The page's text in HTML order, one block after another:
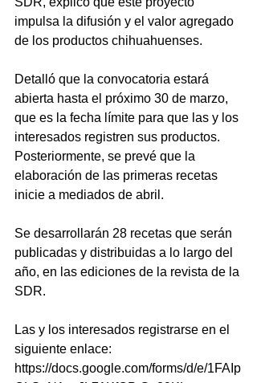
impulsa la difusión y el valor agregado
de los productos chihuahuenses.
Detalló que la convocatoria estará
abierta hasta el próximo 30 de marzo,
que es la fecha límite para que las y los
interesados registren sus productos.
Posteriormente, se prevé que la
elaboración de las primeras recetas
inicie a mediados de abril.
Se desarrollarán 28 recetas que serán
publicadas y distribuidas a lo largo del
año, en las ediciones de la revista de la
SDR.
Las y los interesados registrarse en el
siguiente enlace:
https://docs.google.com/forms/d/e/1FAIp